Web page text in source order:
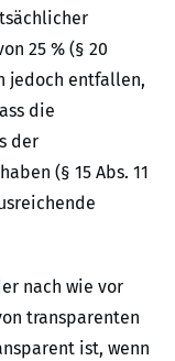
25 % (§ 20
jedoch entfallen,
die
der
(§ 15 Abs. 11
nach wie vor
transparenten
ist, wenn